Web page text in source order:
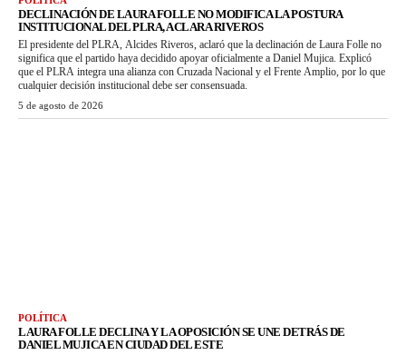
DECLINACIÓN DE LAURA FOLLE NO MODIFICA LA POSTURA
INSTITUCIONAL DEL PLRA, ACLARA RIVEROS
El presidente del PLRA, Alcides Riveros, aclaró que la declinación de Laura Folle no
significa que el partido haya decidido apoyar oficialmente a Daniel Mujica. Explicó
que el PLRA integra una alianza con Cruzada Nacional y el Frente Amplio, por lo que
cualquier decisión institucional debe ser consensuada.
5 de agosto de 2026
POLÍTICA
LAURA FOLLE DECLINA Y LA OPOSICIÓN SE UNE DETRÁS DE
DANIEL MUJICA EN CIUDAD DEL ESTE